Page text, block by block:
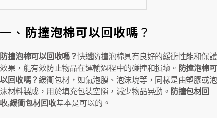
一、 防撞泡棉可以回收嗎 ？
防撞泡棉可以回收嗎？快遞防撞泡棉具有良好的緩衝性能和保護
效果，能有效防止物品在運輸過程中的碰撞和損壞。 防撞泡棉可
以回收嗎？緩衝包材，如氣泡膜、泡沫塊等，同樣是由塑膠或泡
沫材料製成，用於填充包裝空隙，減少物品晃動。 防撞包材回
收,緩衝包材回收基本是可以的。